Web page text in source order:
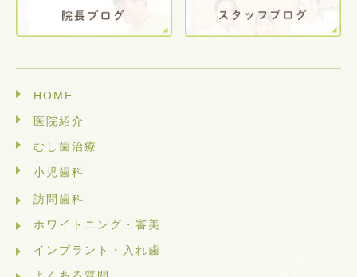
HOME
医院紹介
むし歯治療
小児歯科
訪問歯科
ホワイトニング・審美
インプラント・入れ歯